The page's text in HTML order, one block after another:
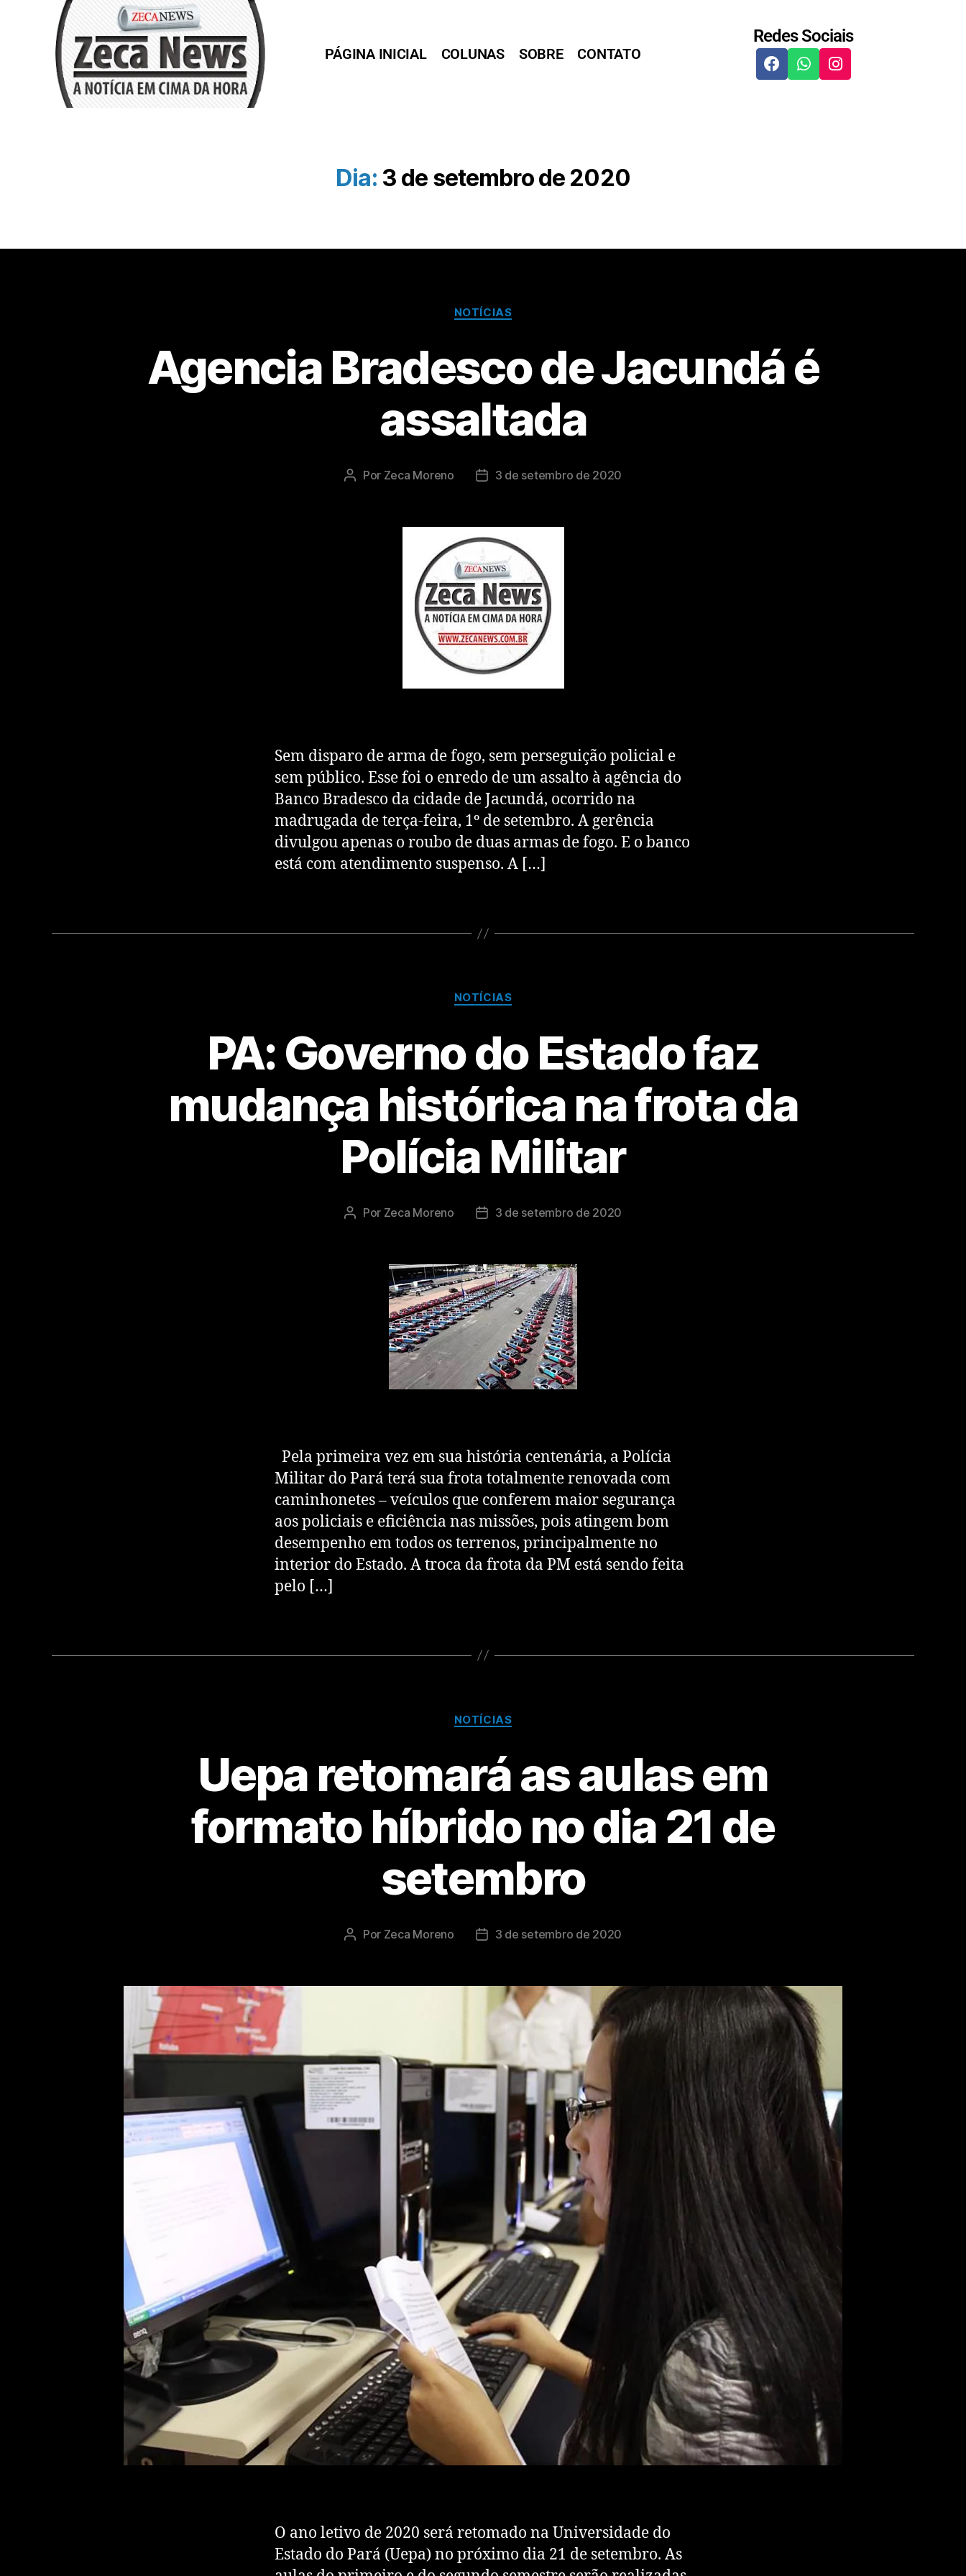
PÁGINA INICIAL COLUNAS SOBRE CONTATO
Redes Sociais
Dia: 3 de setembro de 2020
NOTÍCIAS
Agencia Bradesco de Jacundá é
assaltada
Por Zeca Moreno 3 de setembro de 2020
Sem disparo de arma de fogo, sem perseguição policial e
sem público. Esse foi o enredo de um assalto à agência do
Banco Bradesco da cidade de Jacundá, ocorrido na
madrugada de terça-feira, 1º de setembro. A gerência
divulgou apenas o roubo de duas armas de fogo. E o banco
está com atendimento suspenso. A […]
NOTÍCIAS
PA: Governo do Estado faz
mudança histórica na frota da
Polícia Militar
Por Zeca Moreno 3 de setembro de 2020
Pela primeira vez em sua história centenária, a Polícia
Militar do Pará terá sua frota totalmente renovada com
caminhonetes – veículos que conferem maior segurança
aos policiais e eficiência nas missões, pois atingem bom
desempenho em todos os terrenos, principalmente no
interior do Estado. A troca da frota da PM está sendo feita
pelo […]
NOTÍCIAS
Uepa retomará as aulas em
formato híbrido no dia 21 de
setembro
Por Zeca Moreno 3 de setembro de 2020
O ano letivo de 2020 será retomado na Universidade do
Estado do Pará (Uepa) no próximo dia 21 de setembro. As